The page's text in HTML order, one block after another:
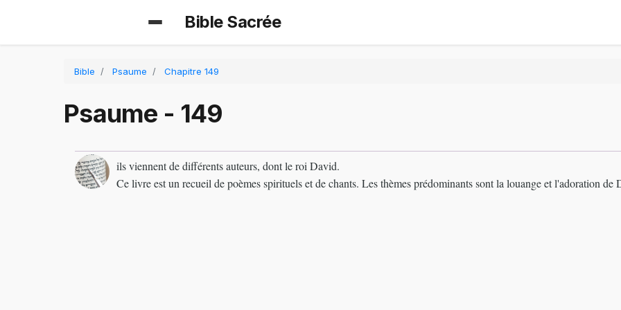
Bible Sacrée
Bible Psaume Chapitre 149
Psaume - 149
ils viennent de différents auteurs, dont le roi David.
Ce livre est un recueil de poèmes spirituels et de chants. Les thèmes prédominants sont la louange et l'adoration de